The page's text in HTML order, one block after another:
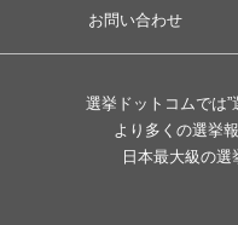
お問い合わせ
選挙ドットコムでは”
より多くの選挙
日本最大級の